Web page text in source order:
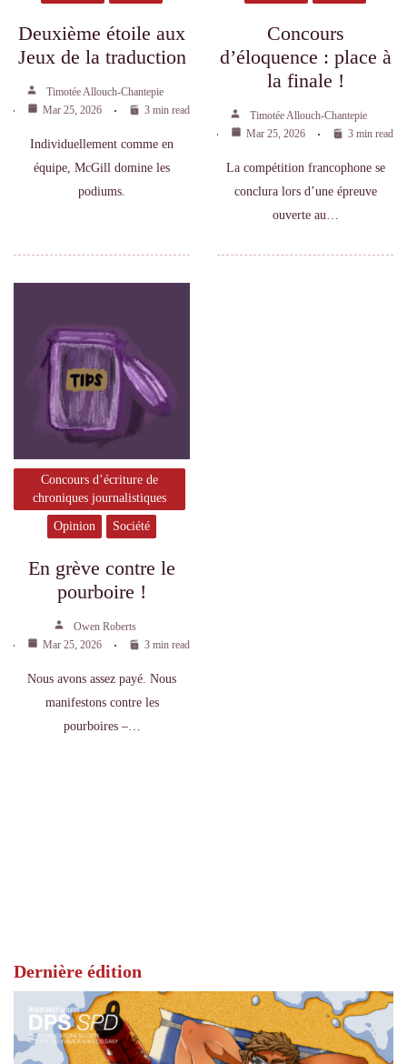
Deuxième étoile aux
Jeux de la traduction
Timotée Allouch-Chantepie
Mar 25, 2026
3 min read
Individuellement comme en
équipe, McGill domine les
podiums.
Concours
d’éloquence : place à
la finale !
Timotée Allouch-Chantepie
Mar 25, 2026
3 min read
La compétition francophone se
conclura lors d’une épreuve
ouverte au…
Concours d’écriture de
chroniques journalistiques
Opinion Société
En grève contre le
pourboire !
Owen Roberts
Mar 25, 2026
3 min read
Nous avons assez payé. Nous
manifestons contre les
pourboires –…
Dernière édition